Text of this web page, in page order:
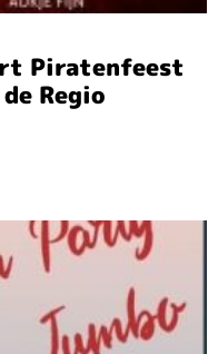
Piratenfeest
Regio